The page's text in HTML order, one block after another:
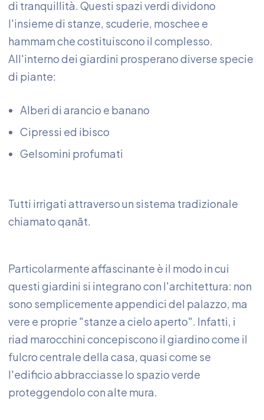
di tranquillità. Questi spazi verdi dividono
l'insieme di stanze, scuderie, moschee e
hammam che costituiscono il complesso.
All'interno dei giardini prosperano diverse specie
di piante:
Alberi di arancio e banano
Cipressi ed ibisco
Gelsomini profumati
Tutti irrigati attraverso un sistema tradizionale
chiamato qanāt.
Particolarmente affascinante è il modo in cui
questi giardini si integrano con l'architettura: non
sono semplicemente appendici del palazzo, ma
vere e proprie "stanze a cielo aperto". Infatti, i
riad marocchini concepiscono il giardino come il
fulcro centrale della casa, quasi come se
l'edificio abbracciasse lo spazio verde
proteggendolo con alte mura.